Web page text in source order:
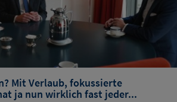
Mit Verlaub, fokussierte
ja nun wirklich fast jeder...